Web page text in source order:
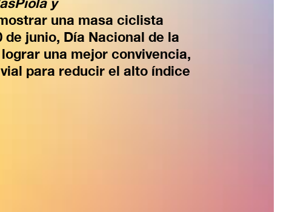
y
una masa ciclista
junio, Día Nacional de la
una mejor convivencia,
para reducir el alto índice